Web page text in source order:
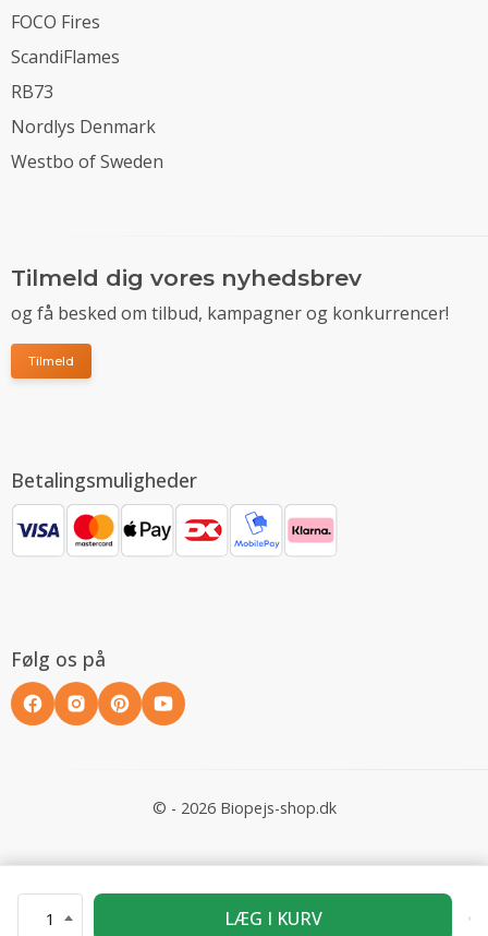
1 LÆG I KURV
FOCO Fires
ScandiFlames
RB73
Nordlys Denmark
Westbo of Sweden
Tilmeld dig vores nyhedsbrev
og få besked om tilbud, kampagner og konkurrencer!
Tilmeld
Betalingsmuligheder
Følg os på
© - 2026 Biopejs-shop.dk